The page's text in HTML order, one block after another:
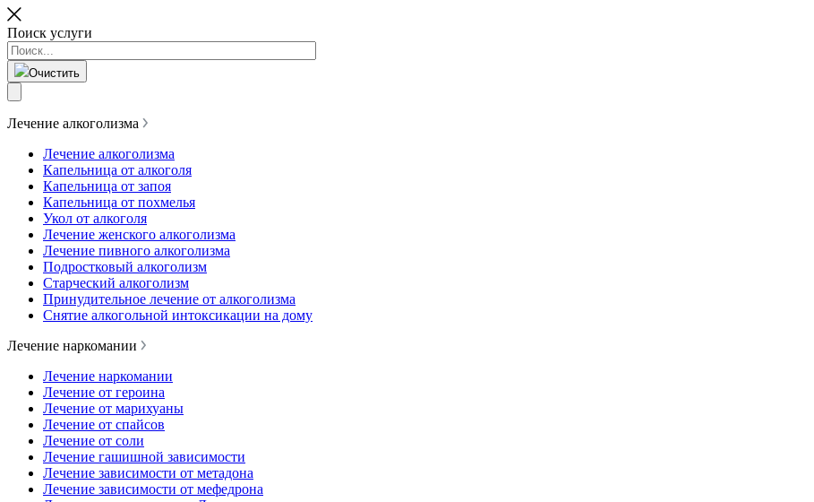
Поиск услуги
Очистить
Лечение алкоголизма
Лечение алкоголизма
Капельница от алкоголя
Капельница от запоя
Капельница от похмелья
Укол от алкоголя
Лечение женского алкоголизма
Лечение пивного алкоголизма
Подростковый алкоголизм
Старческий алкоголизм
Принудительное лечение от алкоголизма
Снятие алкогольной интоксикации на дому
Лечение наркомании
Лечение наркомании
Лечение от героина
Лечение от марихуаны
Лечение от спайсов
Лечение от соли
Лечение гашишной зависимости
Лечение зависимости от метадона
Лечение зависимости от мефедрона